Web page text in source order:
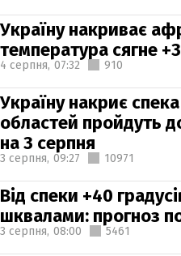
Україну накриває
температура сягне
4 серпня, 07:32 910
Україну накриє
областей пройдуть
на 3 серпня
3 серпня, 09:27 10971
Від спеки +40
шквалами: прогноз
3 серпня, 08:00 5461